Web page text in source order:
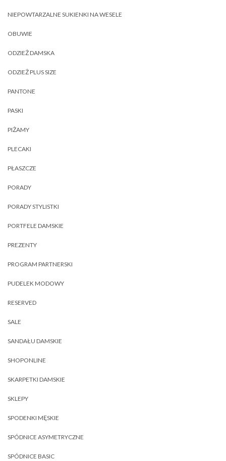
NIEPOWTARZALNE SUKIENKI NA WESELE
OBUWIE
ODZIEŻ DAMSKA
ODZIEŻ PLUS SIZE
PANTONE
PASKI
PIŻAMY
PLECAKI
PŁASZCZE
PORADY
PORADY STYLISTKI
PORTFELE DAMSKIE
PREZENTY
PROGRAM PARTNERSKI
PUDELEK MODOWY
RESERVED
SALE
SANDAŁU DAMSKIE
SHOPONLINE
SKARPETKI DAMSKIE
SKLEPY
SPODENKI MĘSKIE
SPÓDNICE ASYMETRYCZNE
SPÓDNICE BASIC